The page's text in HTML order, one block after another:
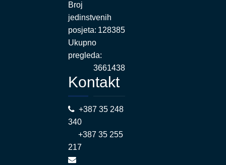
Broj
jedinstvenih
posjeta: 128385
Ukupno
pregleda:
3661438
Kontakt
+387 35 248
340
+387 35 255
217